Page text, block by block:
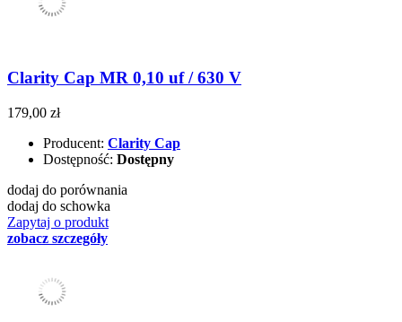
Clarity Cap MR 0,10 uf / 630 V
179,00 zł
Producent: Clarity Cap
Dostępność: Dostępny
dodaj do porównania
dodaj do schowka
Zapytaj o produkt
zobacz szczegóły